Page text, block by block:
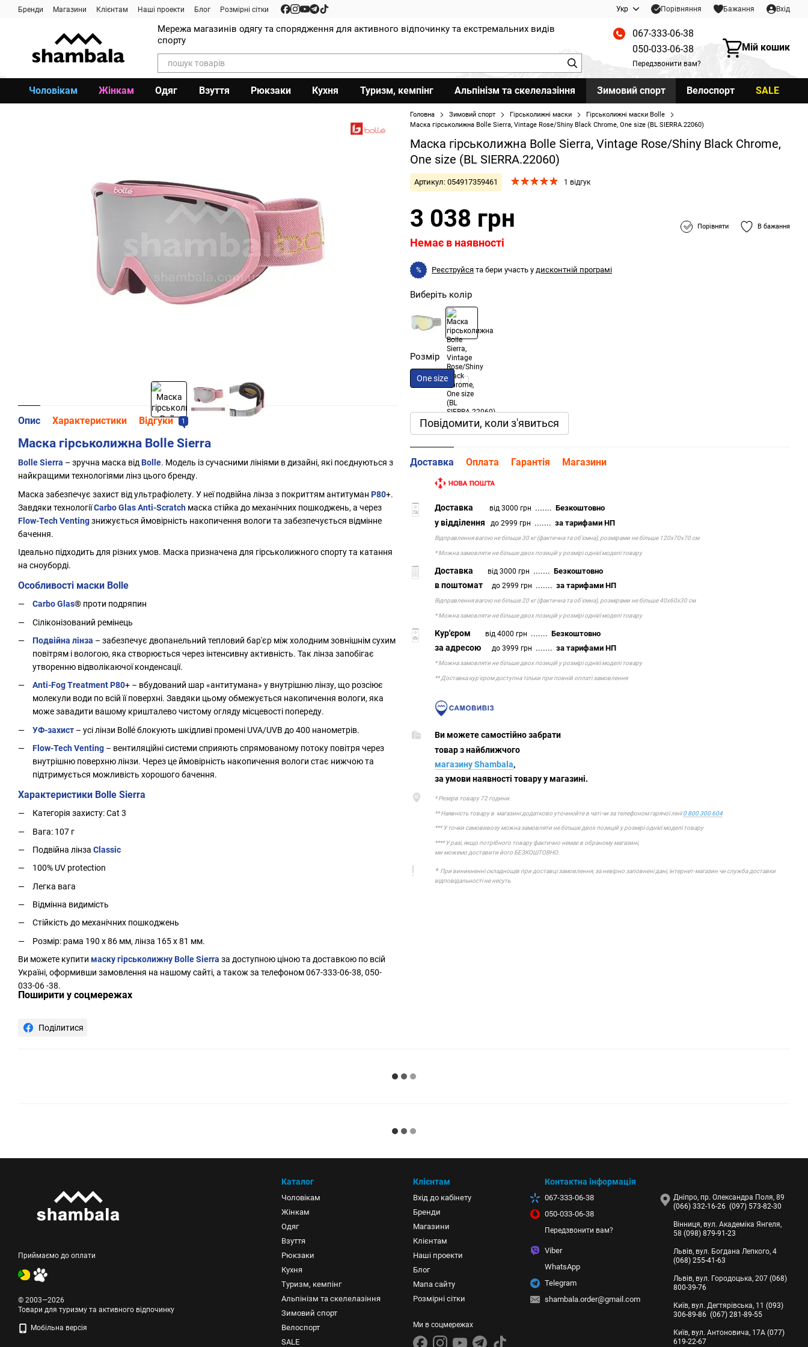
Перейти до основного контенту
Бренди Магазини Клієнтам Наші проекти Блог Розмірні сітки Укр Порівняння Бажання Вхід
Мережа магазинів одягу та спорядження для активного відпочинку та екстремальних видів
спорту
067-333-06-38
050-033-06-38
Передзвонити вам?
Мій кошик
Чоловікам Жінкам Одяг Взуття Рюкзаки Кухня Туризм, кемпінг Альпінізм та скелелазіння Зимовий спорт Велоспорт SALE
Опис Характеристики Відгуки 1
Маска гірськолижна Bolle Sierra
Bolle Sierra – зручна маска відBolle. Модель із сучасними лініями в дизайні, які поєднуються з
найкращими технологіями лінз цього бренду.
Маска забезпечує захист від ультрафіолету. У неї подвійна лінза з покриттям антитуман P80+.
Завдяки технологіїCarbo Glas Anti-Scratch маска стійка до механічних пошкоджень, а через
Flow-Tech Ventingзнижується ймовірність накопичення вологи та забезпечується відмінне
бачення.
Ідеально підходить для різних умов. Маска призначена для гірськолижного спорту та катання
на сноуборді.
Особливості маски Bolle
Carbo Glas® проти подряпин
Сіліконізований ремінець
Подвійна лінза – забезпечує двопанельний тепловий бар'єр між холодним зовнішнім сухим
повітрям і вологою, яка створюється через інтенсивну активність. Так лінза запобігає
утворенню відволікаючої конденсації.
Anti-Fog Treatment P80+ – вбудований шар «антитумана» у внутрішню лінзу, що розсіює
молекули води по всій її поверхні. Завдяки цьому обмежується накопичення вологи, яка
може завадити вашому кришталево чистому огляду місцевості попереду.
УФ-захист – усі лінзи Bollé блокують шкідливі промені UVA/UVB до 400 нанометрів.
Flow-Tech Venting – вентиляційні системи сприяють спрямованому потоку повітря через
внутрішню поверхню лінзи. Через це ймовірність накопичення вологи стає нижчою та
підтримується можливість хорошого бачення.
Характеристики Bolle Sierra
Категорія захисту: Cat 3
Вага: 107 г
Подвійна лінза Classic
100% UV protection
Легка вага
Відмінна видимість
Стійкість до механічних пошкоджень
Розмір: рама 190 x 86 мм, лінза 165 x 81 мм.
Ви можете купити маску гірськолижну Bolle Sierra за доступною ціною та доставкою по всій
Україні, оформивши замовлення на нашому сайті, а також за телефоном 067-333-06-38, 050-
033-06 -38.
Поширити у соцмережах
Поділитися
Головна Зимовий спорт Гірськолижні маски
Гірськолижні маски Bolle
Маска гірськолижна Bolle Sierra, Vintage Rose/Shiny Black Chrome, One size (BL SIERRA.22060)
Маска гірськолижна Bolle Sierra, Vintage Rose/Shiny Black Chrome,
One size (BL SIERRA.22060)
Артикул: 054917359461 1 відгук
3 038 грн
Немає в наявності
Порівняти В бажання
% Реєструйся та бери участь у дисконтній програмі
Виберіть колір
Розмір
One size
Повідомити, коли з'явиться
Доставка Оплата Гарантія Магазини
Доставка від 3000 грн .......Безкоштовно
у відділення до 2999 грн .......за тарифами НП
Відправлення вагою не більше 30 кг (фактична та об'ємна), розмірами не більше 120х70х70 см
* Можна замовляти не більше двох позицій у розмірі однієї моделі товару
Доставка від 3000 грн .......Безкоштовно
в поштомат до 2999 грн .......за тарифами НП
Відправлення вагою не більше 20 кг (фактична та об'ємна), розмірами не більше 40х60х30 см
* Можна замовляти не більше двох позицій у розмірі однієї моделі товару
Кур'єром від 4000 грн .......Безкоштовно
за адресою до 3999 грн .......за тарифами НП
* Можна замовляти не більше двох позицій у розмірі однієї моделі товару
** Доставка кур'єром доступна тільки при повній оплаті замовлення
Ви можете самостійно забрати
товар з найближчого
магазину Shambala,
за умови наявності товару у магазині.
* Резерв товару 72 години.
** Наявність товару в магазині додатково уточнюйте в чаті чи за телефоном гарячої лінії0 800 300 604
*** У точки самовивозу можна замовляти не більше двох позицій у розмірі однієї моделі товару
**** У разі, якщо потрібного товару фактично немає в обраному магазині,
ми можемо доставити його БЕЗКОШТОВНО.
*При виникненні складнощів при доставці замовлення, за невірно заповнені дані, інтернет-магазин чи служба доставки
відповідальності не несуть
Приймаємо до оплати
© 2003—2026
Товари для туризму та активного відпочинку
Мобільна версія
Каталог
Чоловікам
Жінкам
Одяг
Взуття
Рюкзаки
Кухня
Туризм, кемпінг
Альпінізм та скелелазіння
Зимовий спорт
Велоспорт
SALE
Клієнтам
Вхід до кабінету
Бренди
Магазини
Клієнтам
Наші проекти
Блог
Мапа сайту
Розмірні сітки
Ми в соцмережах
Контактна інформація
067-333-06-38
050-033-06-38
Передзвонити вам?
Viber
WhatsApp
Telegram
shambala.order@gmail.com
Дніпро, пр. Олександра Поля, 89
(066) 332-16-26 (097) 573-82-30
Вінниця, вул. Академіка Янгеля,
58 (098) 879-91-23
Львів, вул. Богдана Лепкого, 4
(068) 255-41-63
Львів, вул. Городоцька, 207 (068)
800-39-76
Київ, вул. Дегтярівська, 11 (093)
306-89-86 (067) 281-89-55
Київ, вул. Антоновича, 17А (077)
619-22-67